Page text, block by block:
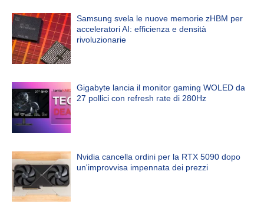
Samsung svela le nuove memorie zHBM per
acceleratori AI: efficienza e densità
rivoluzionarie
Gigabyte lancia il monitor gaming WOLED da
27 pollici con refresh rate di 280Hz
Nvidia cancella ordini per la RTX 5090 dopo
un'improvvisa impennata dei prezzi